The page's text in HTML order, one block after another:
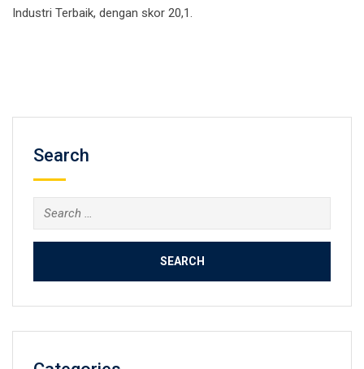
Industri Terbaik, dengan skor 20,1.
Search
Search
for: